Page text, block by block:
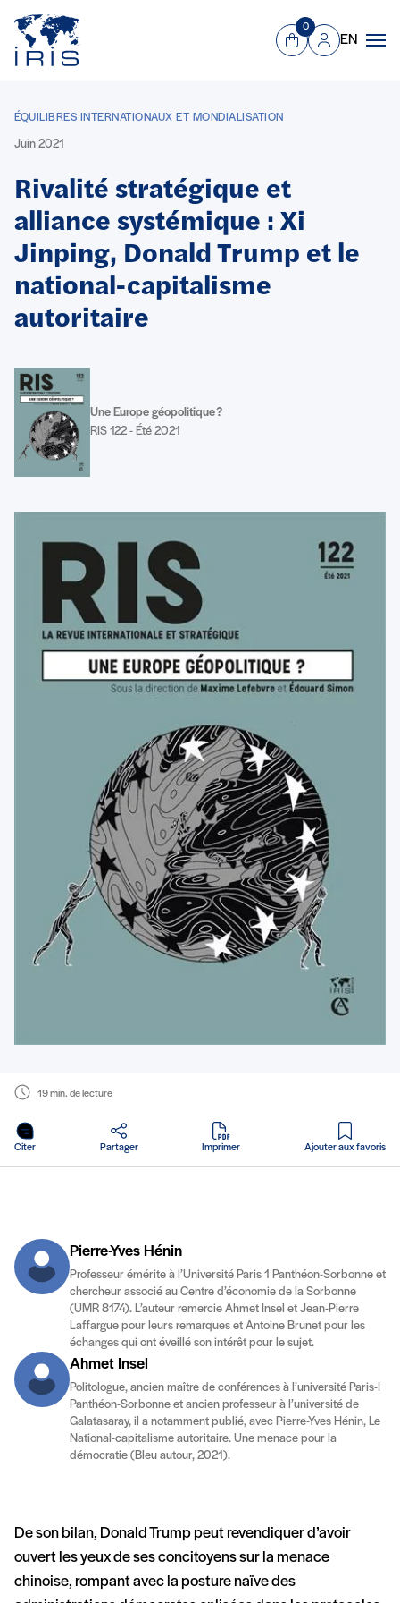
Aller au contenu principal
Panier
0
Mon compte
EN
ÉQUILIBRES INTERNATIONAUX ET MONDIALISATION
Juin 2021
Rivalité stratégique et
alliance systémique : Xi
Jinping, Donald Trump et le
national-capitalisme
autoritaire
Une Europe géopolitique ?
RIS 122 - Été 2021
19 min. de lecture
Citer Partager Imprimer
en PDF
Ajouter aux favoris
Pierre-Yves Hénin
Professeur émérite à l’Université Paris 1 Panthéon-Sorbonne et
chercheur associé au Centre d’économie de la Sorbonne
(UMR 8174). L’auteur remercie Ahmet Insel et Jean-Pierre
Laffargue pour leurs remarques et Antoine Brunet pour les
échanges qui ont éveillé son intérêt pour le sujet.
Ahmet Insel
Politologue, ancien maître de conférences à l’université Paris-I
Panthéon-Sorbonne et ancien professeur à l’université de
Galatasaray, il a notamment publié, avec Pierre-Yves Hénin, Le
National-capitalisme autoritaire. Une menace pour la
démocratie (Bleu autour, 2021).
De son bilan, Donald Trump peut revendiquer d’avoir
ouvert les yeux de ses concitoyens sur la menace
chinoise, rompant avec la posture naïve des